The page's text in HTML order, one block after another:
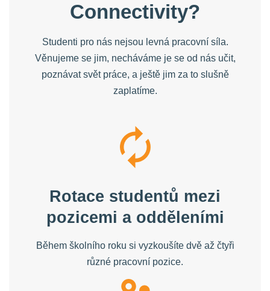
Connectivity?
Studenti pro nás nejsou levná pracovní síla.
Věnujeme se jim, necháváme je se od nás učit,
poznávat svět práce, a ještě jim za to slušně
zaplatíme.
Rotace studentů mezi
pozicemi a odděleními
Během školního roku si vyzkoušíte dvě až čtyři
různé pracovní pozice.